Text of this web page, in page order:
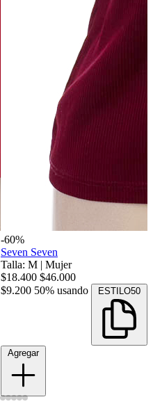
-60%
Seven Seven
Talla: M | Mujer
$18.400 $46.000
$9.200 50% usando ESTILO50
Agregar